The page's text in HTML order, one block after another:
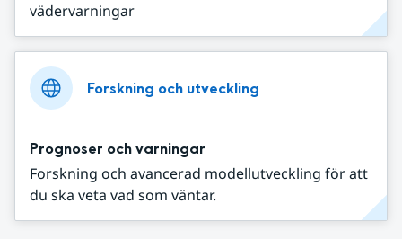
vädervarningar
Forskning och utveckling
Prognoser och varningar
Forskning och avancerad modellutveckling för att
du ska veta vad som väntar.